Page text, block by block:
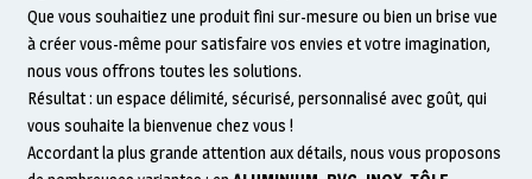
Que vous souhaitiez une produit fini sur-mesure ou bien un brise vue
à créer vous-même pour satisfaire vos envies et votre imagination,
nous vous offrons toutes les solutions.
Résultat : un espace délimité, sécurisé, personnalisé avec goût, qui
vous souhaite la bienvenue chez vous !
Accordant la plus grande attention aux détails, nous vous proposons